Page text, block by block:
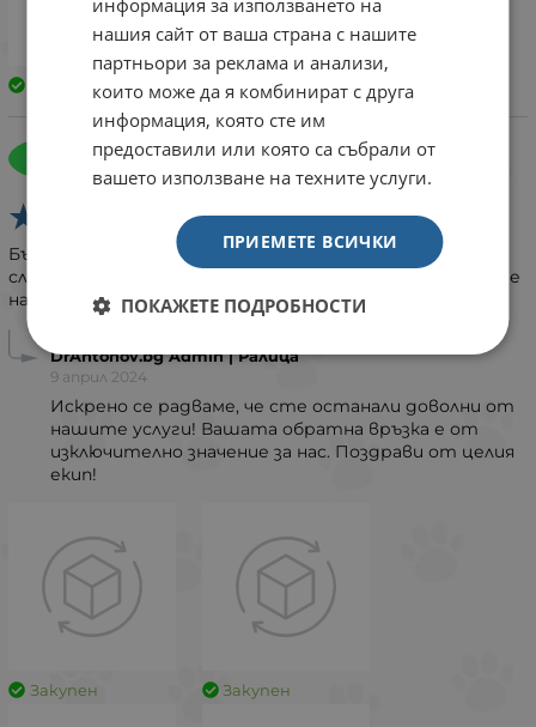
Закупен
Маргарита Хиндалова
5 април 2024
Бърза поръчка, адекватно съдействие на
служителите. Благодаря за подаръците. Желая здраве
на целият екип.
DrAntonov.bg Admin | Ралица
9 април 2024
Искрено се радваме, че сте останали доволни от
нашите услуги! Вашата обратна връзка е от
изключително значение за нас. Поздрави от целия
екип!
Закупен Закупен
информация за използването на
нашия сайт от ваша страна с нашите
партньори за реклама и анализи,
които може да я комбинират с друга
информация, която сте им
предоставили или която са събрали от
вашето използване на техните услуги.
ПРИЕМЕТЕ ВСИЧКИ
ПОКАЖЕТЕ ПОДРОБНОСТИ